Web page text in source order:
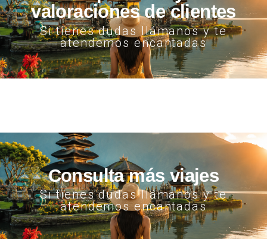
valoraciones de clientes
Si tienes dudas llámanos y te
atendemos encantadas
Consulta más viajes
Si tienes dudas llámanos y te
atendemos encantadas